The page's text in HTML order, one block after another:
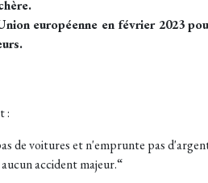
européenne en février 2023
:
de voitures et n'emprunte pas
accident majeur.“